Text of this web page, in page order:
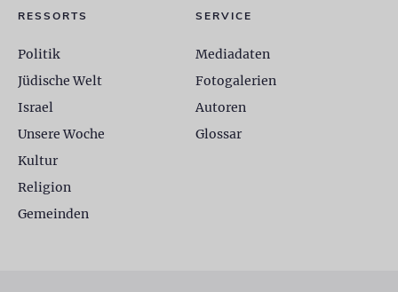
RESSORTS
Politik
Jüdische Welt
Israel
Unsere Woche
Kultur
Religion
Gemeinden
SERVICE
Mediadaten
Fotogalerien
Autoren
Glossar